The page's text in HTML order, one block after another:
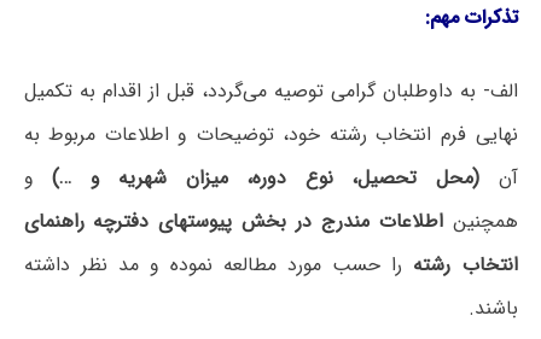
تذکرات مهم:
الف‌- به داوطلبان گرامی توصیه می‌گردد، قبل از اقدام به تکمیل
نهایی فرم انتخاب رشته خود، توضیحات و اطلاعات مربوط به
آن(محل تحصیل، نوع دوره، میزان شهریه و …) و
همچنیناطلاعات مندرج در بخش پیوستهای دفترچه راهنمای
انتخاب رشته را حسب مورد مطالعه نموده و مد نظر داشته
باشند.